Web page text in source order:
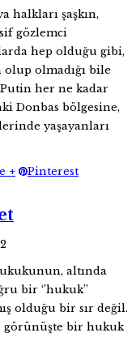
halkları şaşkın,
gözlemci
hep olduğu gibi,
olmadığı bile
her ne kadar
Donbas bölgesine,
yaşayanları
+
Pinterest
altında
bir ‘’hukuk’’
olduğu bir sır değil.
görünüşte bir hukuk